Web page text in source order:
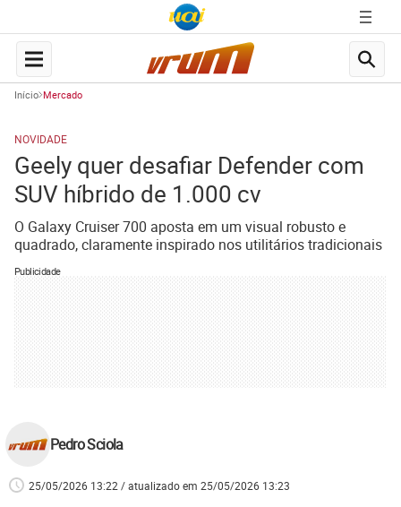
Início Mercado
NOVIDADE
Geely quer desafiar Defender com
SUV híbrido de 1.000 cv
O Galaxy Cruiser 700 aposta em um visual robusto e
quadrado, claramente inspirado nos utilitários tradicionais
Publicidade
Pedro Sciola
25/05/2026 13:22 / atualizado em 25/05/2026 13:23